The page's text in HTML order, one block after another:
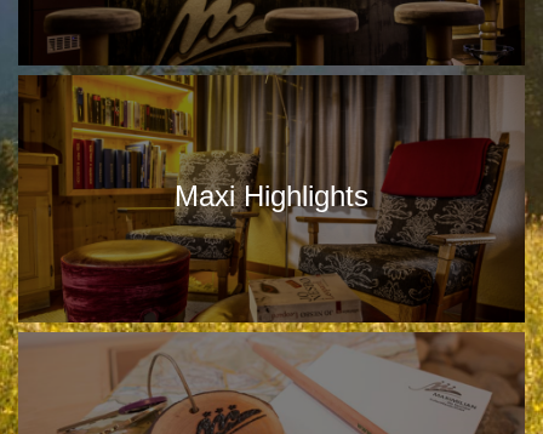
Maxi Highlights